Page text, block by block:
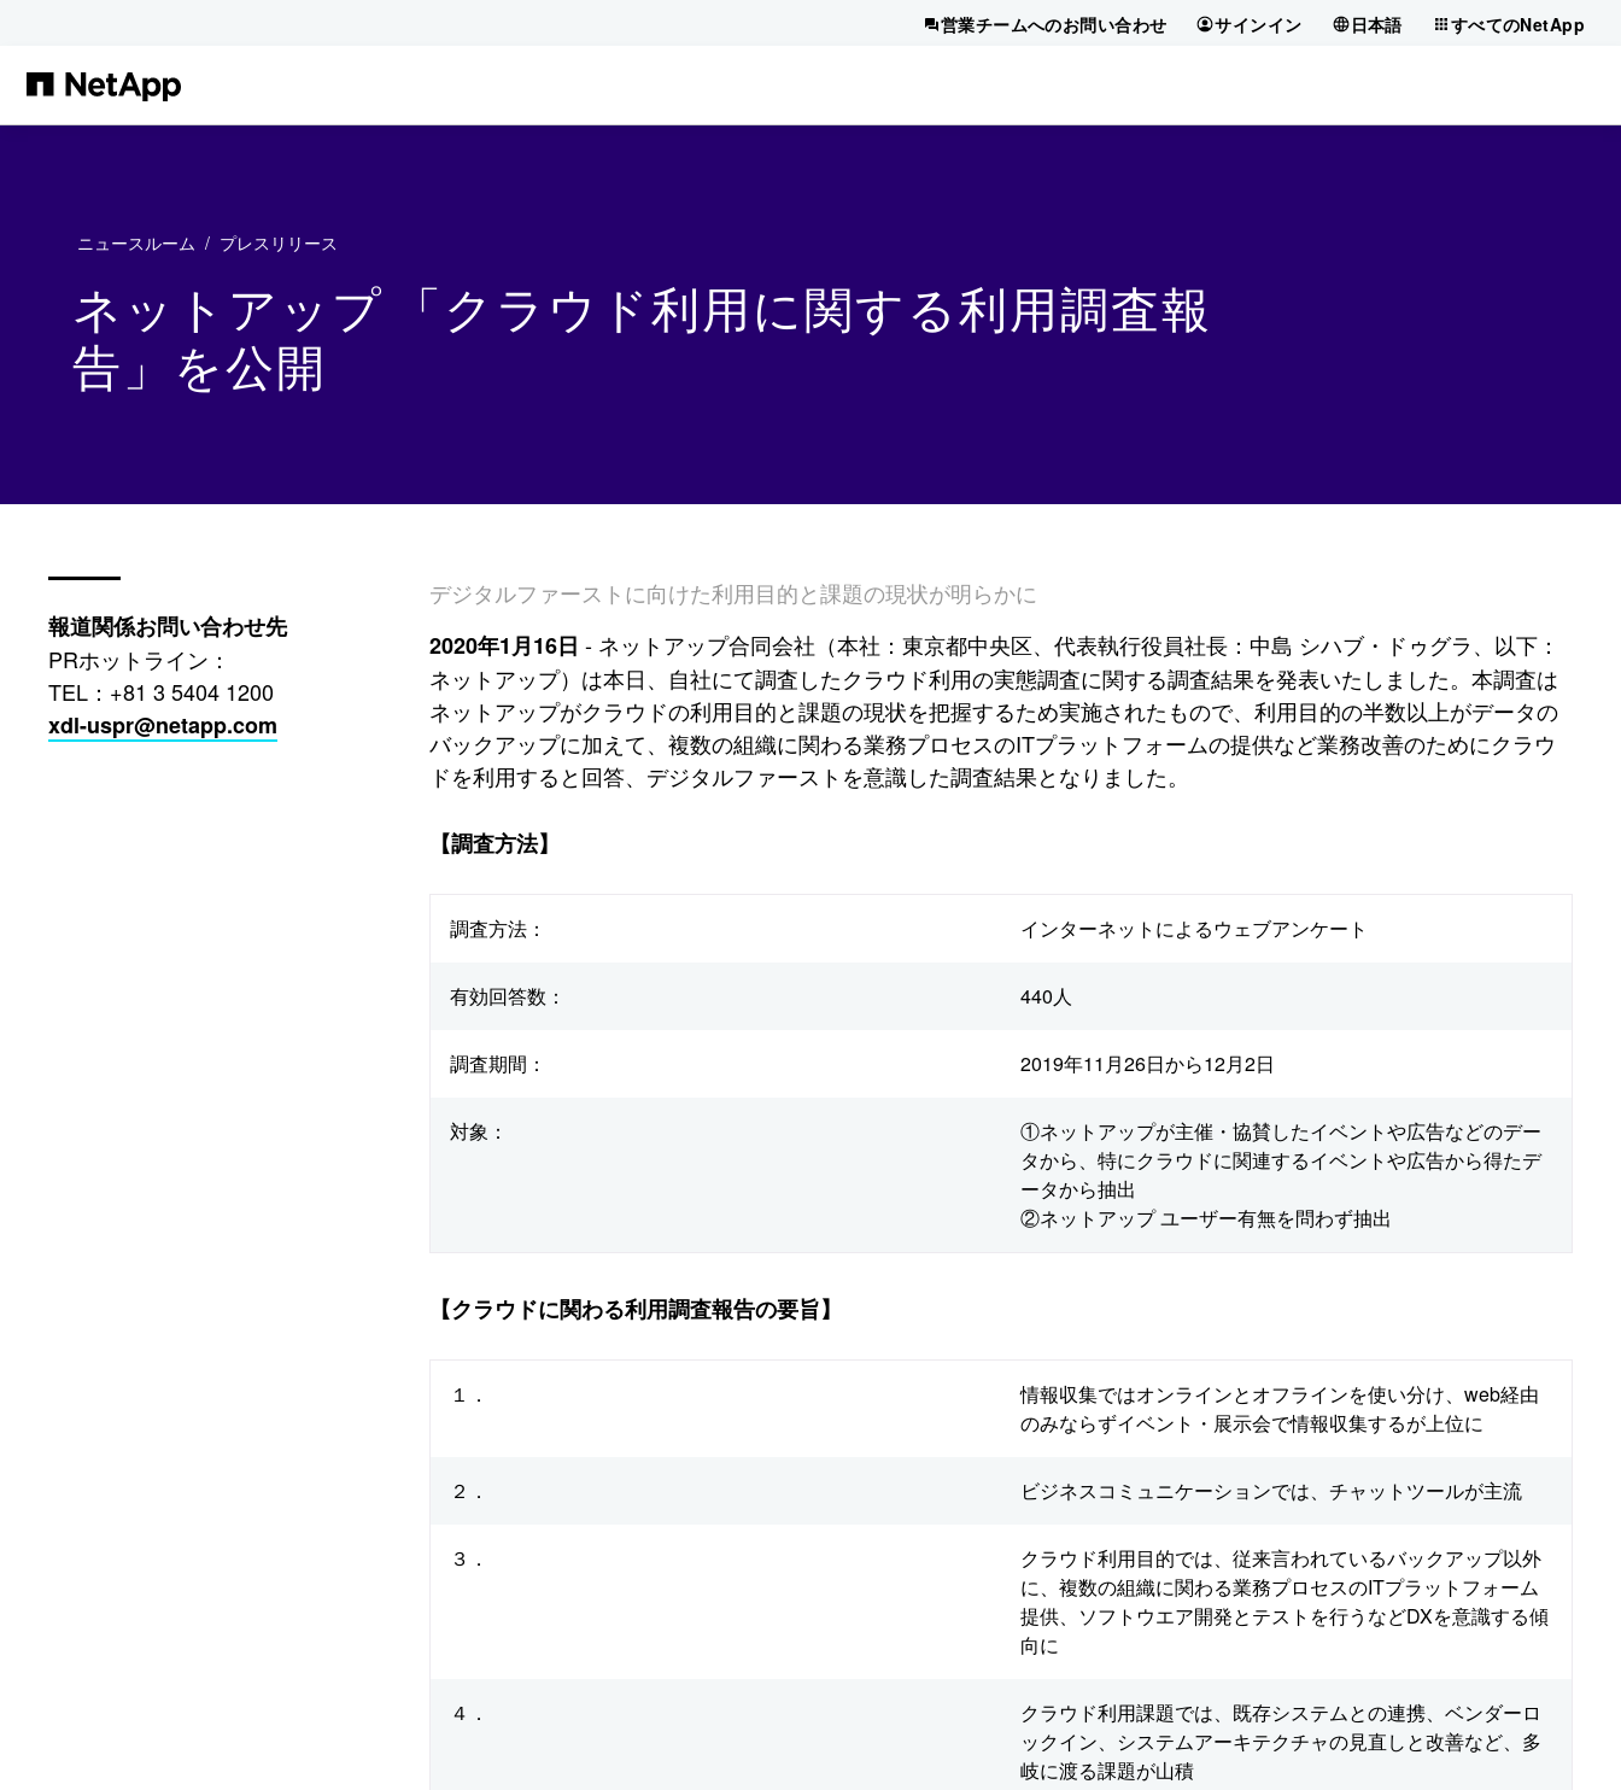
営業チームへのお問い合わせ サインイン 日本語 すべてのNetApp
ニュースルーム プレスリリース
ネットアップ 「クラウド利用に関する利用調査報
告」を公開
報道関係お問い合わせ先
PRホットライン：
TEL：+81 3 5404 1200
xdl-uspr@netapp.com
デジタルファーストに向けた利用目的と課題の現状が明らかに
2020年1月16日 - ネットアップ合同会社（本社：東京都中央区、代表執行役員社長：中島 シハブ・ドゥグラ、以下：
ネットアップ）は本日、自社にて調査したクラウド利用の実態調査に関する調査結果を発表いたしました。本調査は
ネットアップがクラウドの利用目的と課題の現状を把握するため実施されたもので、利用目的の半数以上がデータの
バックアップに加えて、複数の組織に関わる業務プロセスのITプラットフォームの提供など業務改善のためにクラウ
ドを利用すると回答、デジタルファーストを意識した調査結果となりました。
【調査方法】
調査方法： インターネットによるウェブアンケート
有効回答数： 440人
調査期間： 2019年11月26日から12月2日
対象：
①ネットアップが主催・協賛したイベントや広告などのデー
タから、特にクラウドに関連するイベントや広告から得たデ
ータから抽出
②ネットアップ ユーザー有無を問わず抽出
【クラウドに関わる利用調査報告の要旨】
１．
情報収集ではオンラインとオフラインを使い分け、web経由
のみならずイベント・展示会で情報収集するが上位に
２． ビジネスコミュニケーションでは、チャットツールが主流
３．
クラウド利用目的では、従来言われているバックアップ以外
に、複数の組織に関わる業務プロセスのITプラットフォーム
提供、ソフトウエア開発とテストを行うなどDXを意識する傾
向に
４．
クラウド利用課題では、既存システムとの連携、ベンダーロ
ックイン、システムアーキテクチャの見直しと改善など、多
岐に渡る課題が山積